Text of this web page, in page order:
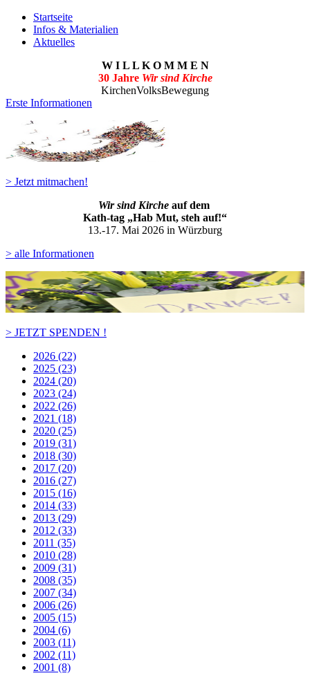
Startseite
Infos & Materialien
Aktuelles
W I L L K O M M E N
30 Jahre Wir sind Kirche
KirchenVolksBewegung
Erste Informationen
> Jetzt mitmachen!
Wir sind Kirche auf dem
Kath-tag „Hab Mut, steh auf!“
13.-17. Mai 2026 in Würzburg
> alle Informationen
> JETZT SPENDEN !
2026 (22)
2025 (23)
2024 (20)
2023 (24)
2022 (26)
2021 (18)
2020 (25)
2019 (31)
2018 (30)
2017 (20)
2016 (27)
2015 (16)
2014 (33)
2013 (29)
2012 (33)
2011 (35)
2010 (28)
2009 (31)
2008 (35)
2007 (34)
2006 (26)
2005 (15)
2004 (6)
2003 (11)
2002 (11)
2001 (8)